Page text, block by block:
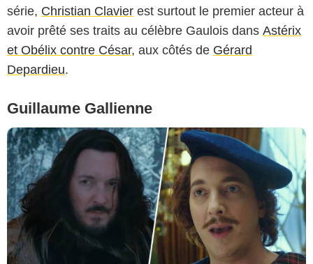
série, Christian Clavier est surtout le premier acteur à
avoir prêté ses traits au célèbre Gaulois dans Astérix
et Obélix contre César, aux côtés de Gérard
Depardieu.
Guillaume Gallienne